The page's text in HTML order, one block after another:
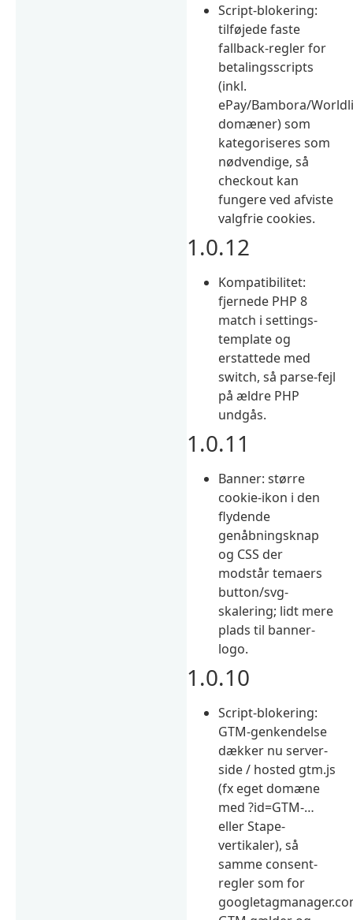
Script-blokering:
tilføjede faste
fallback-regler for
betalingsscripts
(inkl.
ePay/Bambora/
domæner) som
kategoriseres som
nødvendige, så
checkout kan
fungere ved afviste
valgfrie cookies.
1.0.12
Kompatibilitet:
fjernede PHP 8
match i settings-
template og
erstattede med
switch, så parse-fejl
på ældre PHP
undgås.
1.0.11
Banner: større
cookie-ikon i den
flydende
genåbningsknap
og CSS der
modstår temaers
button/svg-
skalering; lidt mere
plads til banner-
logo.
1.0.10
Script-blokering:
GTM-genkendelse
dækker nu server-
side / hosted gtm.js
(fx eget domæne
med ?id=GTM-…
eller Stape-
vertikaler), så
samme consent-
regler som for